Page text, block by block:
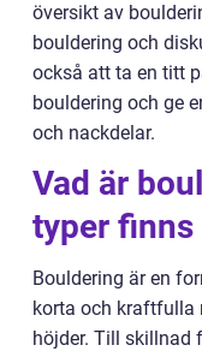
översikt av
bouldering och
också att ta en titt
bouldering och ge
och nackdelar.
Vad är
typer finns
Bouldering är en
korta och kraftfulla
höjder. Till skillnad